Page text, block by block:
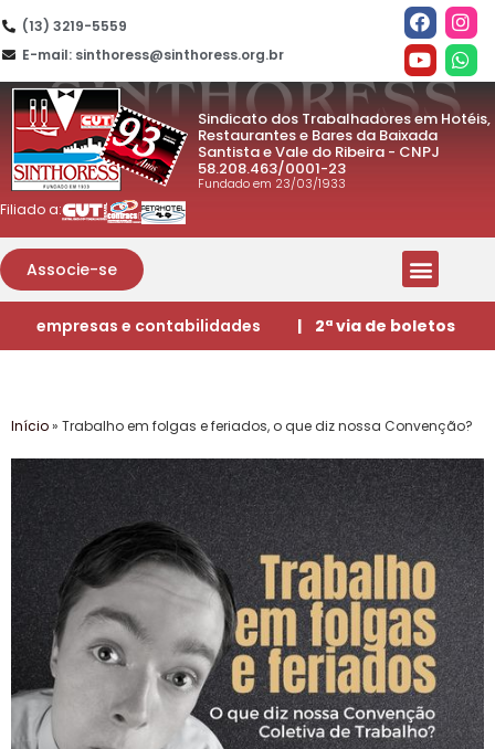
(13) 3219-5559
E-mail: sinthoress@sinthoress.org.br
Sindicato dos Trabalhadores em Hotéis,
Restaurantes e Bares da Baixada
Santista e Vale do Ribeira - CNPJ
58.208.463/0001-23
Fundado em 23/03/1933
Filiado a:
Associe-se
empresas e contabilidades | 2ª via de boletos
Início» Trabalho em folgas e feriados, o que diz nossa Convenção?